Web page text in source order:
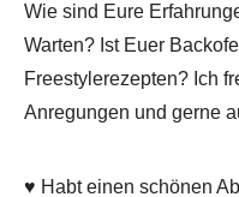
Wie sind Eure
Warten? Ist Euer
Freestylerezepten? Ich
Anregungen und gerne
♥ Habt einen schönen